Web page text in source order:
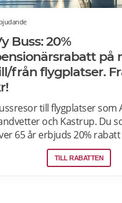
Buss: 20%
på
från flygplatser.
till flygplatser som
och Kastrup. Du
65 år erbjuds 20%
reser med Vy Bus4You och Vy
Välj kategori senior i samband
TILL RABATTEN